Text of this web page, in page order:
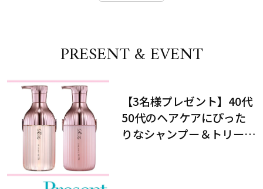
PRESENT & EVENT
【3名様プレゼント】40代
50代のヘアケアにぴった
りなシャンプー＆トリート